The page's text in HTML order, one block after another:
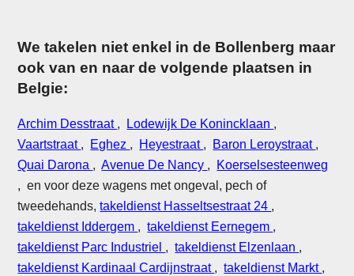
We takelen niet enkel in de Bollenberg maar
ook van en naar de volgende plaatsen in
Belgie:
Archim Desstraat , Lodewijk De Konincklaan ,
Vaartstraat , Eghez , Heyestraat , Baron Leroystraat ,
Quai Darona ,Avenue De Nancy , Koerselsesteenweg
, en voor deze wagens met ongeval, pech of
tweedehands,takeldienst Hasseltsestraat 24 ,
takeldienst Iddergem ,takeldienst Eernegem ,
takeldienst Parc Industriel ,takeldienst Elzenlaan ,
takeldienst Kardinaal Cardijnstraat ,takeldienst Markt ,